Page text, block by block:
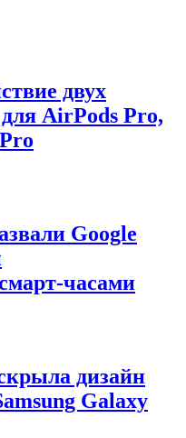
двух
AirPods Pro,
Google
часами
дизайн
Galaxy